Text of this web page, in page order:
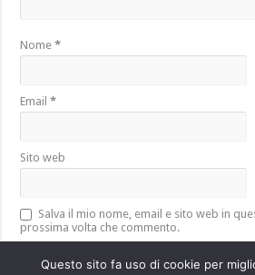
Nome*
Email*
Sito web
Salva il mio nome, email e sito web in
prossima volta che commento.
Questo sito fa uso di cookie per